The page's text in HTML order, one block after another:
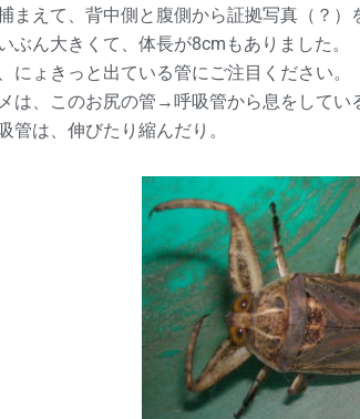
まえて、背中側と腹側から証拠写真（？）
ぶん大きくて、体長が8cmもありました。
にょきっと出ている管にご注目ください。
は、このお尻の管→呼吸管から息をしてい
管は、伸びたり縮んだり。